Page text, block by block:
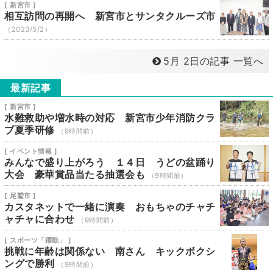
[ 新宮市 ]
相互訪問の再開へ 新宮市とサンタクルーズ市
（2023/5/2）
5月 2日の記事 一覧へ
最新記事
[ 新宮市 ]
水難救助や増水時の対応 新宮市少年消防クラ
ブ夏季研修
（9時間前）
[ イベント情報 ]
みんなで盛り上がろう １４日 うどの盆踊り
大会 豪華賞品当たる抽選会も
（9時間前）
[ 尾鷲市 ]
カスタネットで一緒に演奏 おもちゃのチャチ
ャチャに合わせ
（9時間前）
[ スポーツ「躍動」 ]
挑戦に年齢は関係ない 南さん キックボクシ
ングで勝利
（9時間前）